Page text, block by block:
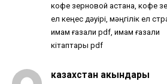
кофе зерновой астана, кофе
ел кеңес дәуірі, мәңгілік ел
имам ғазали pdf, имам ғазали
кітаптары pdf
казахстан акындары